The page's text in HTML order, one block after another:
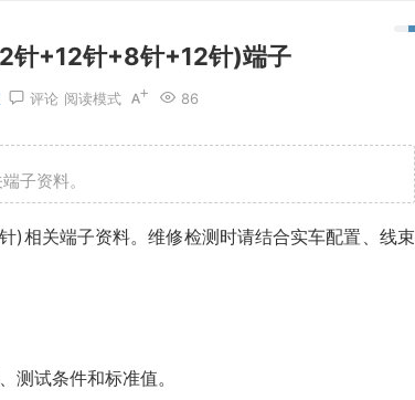
针+12针+8针+12针)端子
评论 86
阅读模式
子资料。
相关端子资料。维修检测时请结合实车配置、线束
测试条件和标准值。